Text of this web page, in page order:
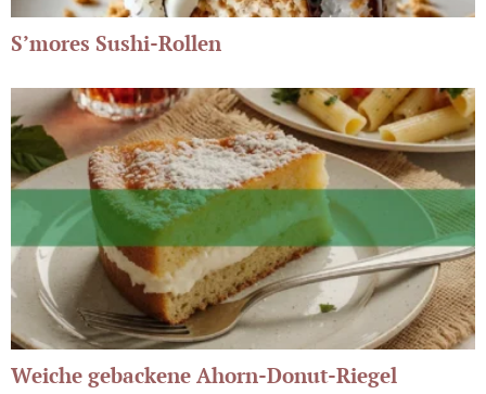
S’mores Sushi-Rollen
Weiche gebackene Ahorn-Donut-Riegel